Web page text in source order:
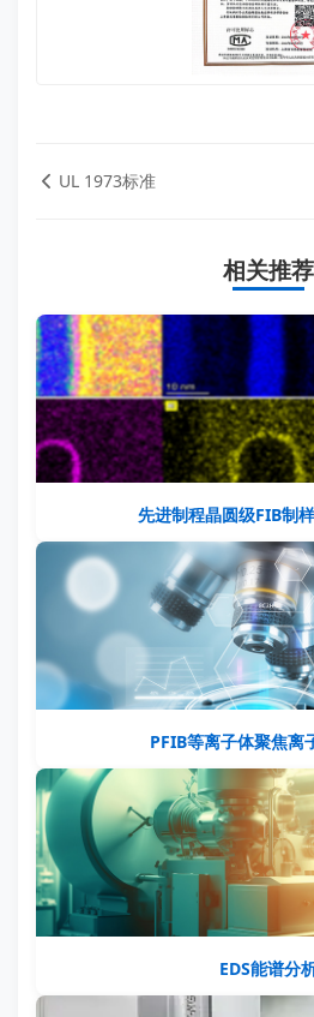
UL 1973标准
相关推荐
先进制程晶圆级FIB制
PFIB等离子体聚焦离
EDS能谱分